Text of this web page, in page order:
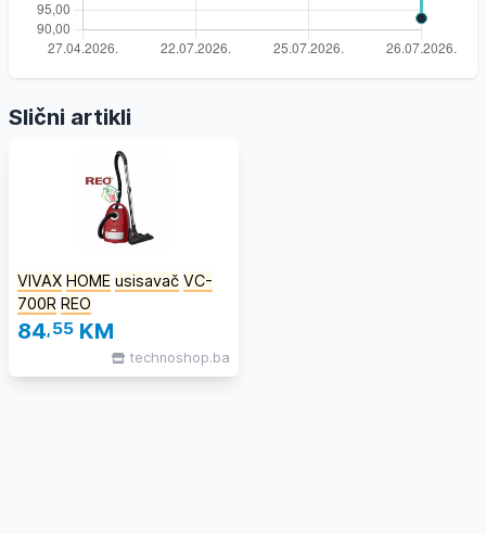
Slični artikli
VIVAX HOME usisavač VC-
700R REO
84,55 KM
technoshop.ba